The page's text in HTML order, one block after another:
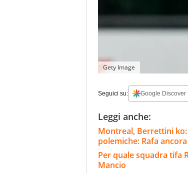
Gety Image
Seguici su: Google Discover
Leggi anche:
Montreal, Berrettini
polemiche: Rafa
Per quale squadra tifa
Mancio